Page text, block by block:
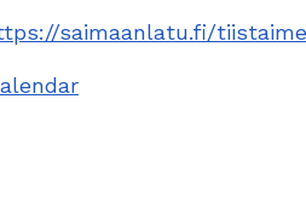
saimaanlatu.fi/